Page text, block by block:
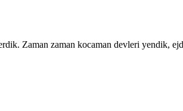
Zaman zaman kocaman devleri yendik,